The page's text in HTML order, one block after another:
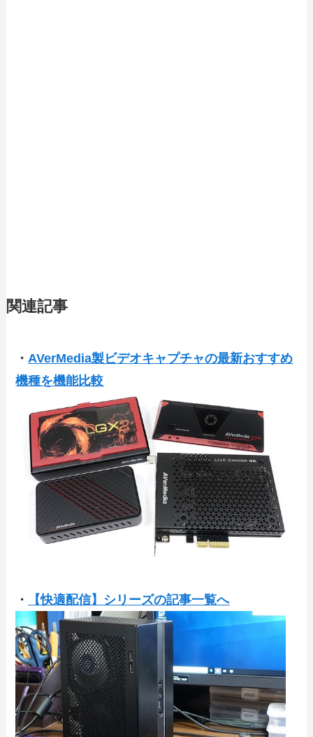
関連記事
・ AVerMedia製ビデオキャプチャの最新おすすめ
機種を機能比較
・ 【快適配信】シリーズの記事一覧へ